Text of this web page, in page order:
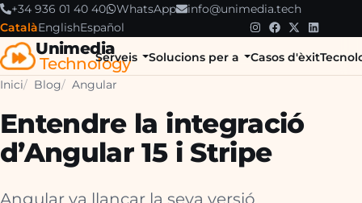
+34 936 01 40 40 WhatsApp
info@unimedia.tech
CatalàEnglishEspañol
Unimedia
Technology
Serveis Solucions per a Casos d'èxit
Inici Blog Angular
Entendre la integració
d’Angular 15 i Stripe
Angular va llançar la seva versió